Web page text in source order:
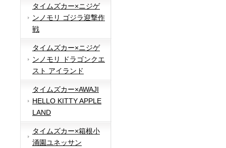
タイムズカー×ニジゲ
ンノモリ ゴジラ迎撃作
戦
タイムズカー×ニジゲ
ンノモリ ドラゴンクエ
スト アイランド
タイムズカー×AWAJI
HELLO KITTY APPLE
LAND
タイムズカー×箱根小
涌園ユネッサン